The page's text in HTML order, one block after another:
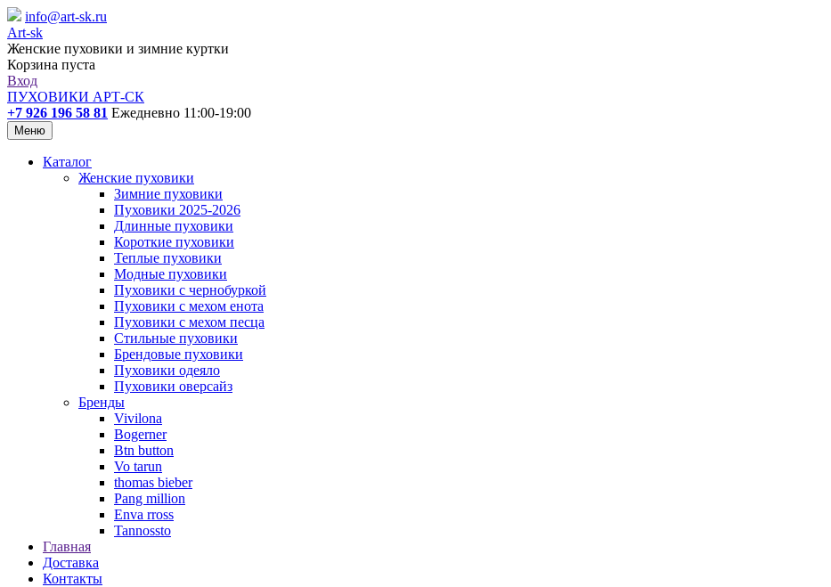
info@art-sk.ru
Art-sk
Женские пуховики и зимние куртки
Корзина пуста
Вход
ПУХОВИКИ АРТ-СК
+7 926 196 58 81 Ежедневно 11:00-19:00
Меню
Каталог
Женские пуховики
Зимние пуховики
Пуховики 2025-2026
Длинные пуховики
Короткие пуховики
Теплые пуховики
Модные пуховики
Пуховики с чернобуркой
Пуховики с мехом енота
Пуховики с мехом песца
Стильные пуховики
Брендовые пуховики
Пуховики одеяло
Пуховики оверсайз
Бренды
Vivilona
Bogerner
Btn button
Vo tarun
thomas bieber
Pang million
Enva rross
Tannossto
Главная
Доставка
Контакты